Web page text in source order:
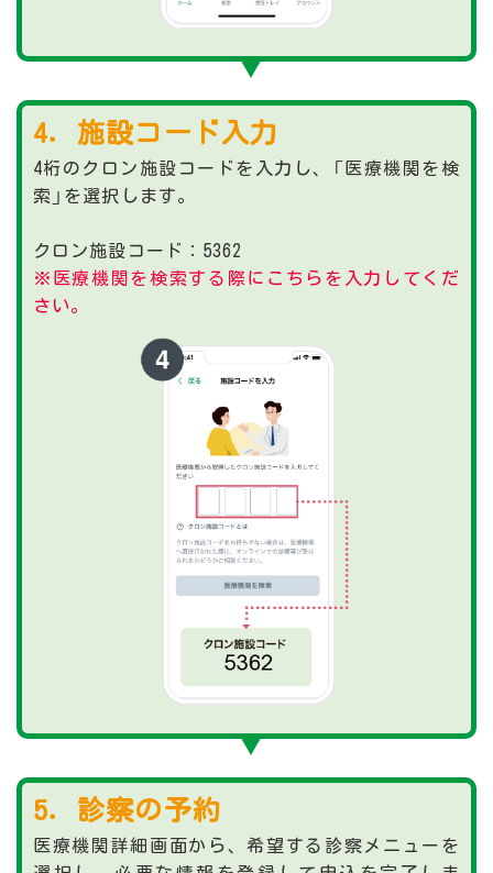
4．施設コード入力
4桁のクロン施設コードを入力し、「医療機関を検
索」を選択します。
クロン施設コード：5362
※医療機関を検索する際にこちらを入力してくだ
さい。
5．診察の予約
医療機関詳細画面から、希望する診察メニューを